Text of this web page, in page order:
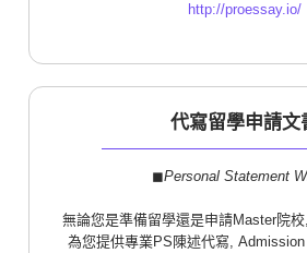
http://proessay.io/
代寫留學申請文
◼︎Personal Statement
無論您是準備留學還是申請Master院
為您提供專業PS陳述代寫,